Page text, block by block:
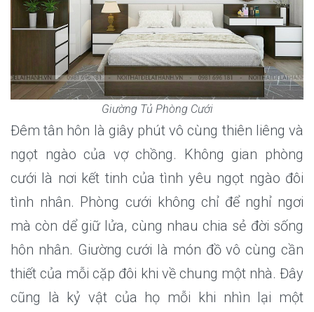
Giường Tủ Phòng Cưới
Đêm tân hôn là giây phút vô cùng thiên liêng và
ngọt ngào của vợ chồng. Không gian phòng
cưới là nơi kết tinh của tình yêu ngọt ngào đôi
tình nhân. Phòng cưới không chỉ để nghỉ ngơi
mà còn dể giữ lửa, cùng nhau chia sẻ đời sống
hôn nhân. Giường cưới là món đồ vô cùng cần
thiết của mỗi cặp đôi khi về chung một nhà. Đây
cũng là kỷ vật của họ mỗi khi nhìn lại một